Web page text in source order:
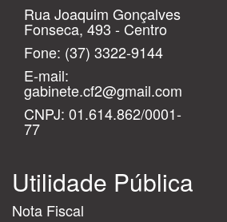
Rua Joaquim Gonçalves
Fonseca, 493 - Centro
Fone: (37) 3322-9144
E-mail:
gabinete.cf2@gmail.com
CNPJ: 01.614.862/0001-
77
Utilidade Pública
Nota Fiscal